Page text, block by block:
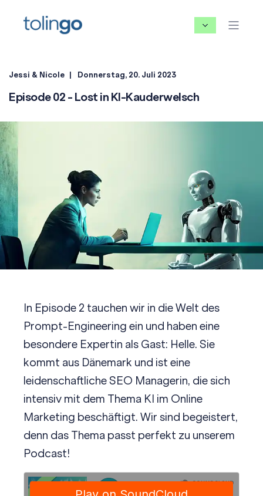
Jessi & Nicole Donnerstag, 20. Juli 2023
Episode 02 - Lost in KI-Kauderwelsch
In Episode 2 tauchen wir in die Welt des
Prompt-Engineering ein und haben eine
besondere Expertin als Gast: Helle. Sie
kommt aus Dänemark und ist eine
leidenschaftliche SEO Managerin, die sich
intensiv mit dem Thema KI im Online
Marketing beschäftigt. Wir sind begeistert,
denn das Thema passt perfekt zu unserem
Podcast!